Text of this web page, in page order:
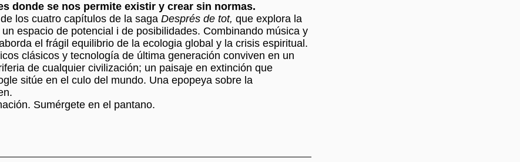
donde se nos permite existir y crear sin normas.
los cuatro capítulos de la saga Després de tot, que explora la
espacio de potencial i de posibilidades. Combinando música y
el frágil equilibrio de la ecologia global y la crisis espiritual.
clásicos y tecnología de última generación conviven en un
de cualquier civilización; un paisaje en extinción que
sitúe en el culo del mundo. Una epopeya sobre la
Sumérgete en el pantano.